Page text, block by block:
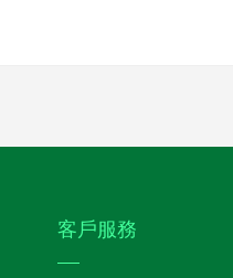
客戶服務